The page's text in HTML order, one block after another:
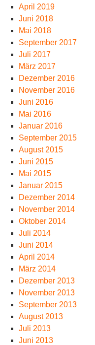
April 2019
Juni 2018
Mai 2018
September 2017
Juli 2017
März 2017
Dezember 2016
November 2016
Juni 2016
Mai 2016
Januar 2016
September 2015
August 2015
Juni 2015
Mai 2015
Januar 2015
Dezember 2014
November 2014
Oktober 2014
Juli 2014
Juni 2014
April 2014
März 2014
Dezember 2013
November 2013
September 2013
August 2013
Juli 2013
Juni 2013